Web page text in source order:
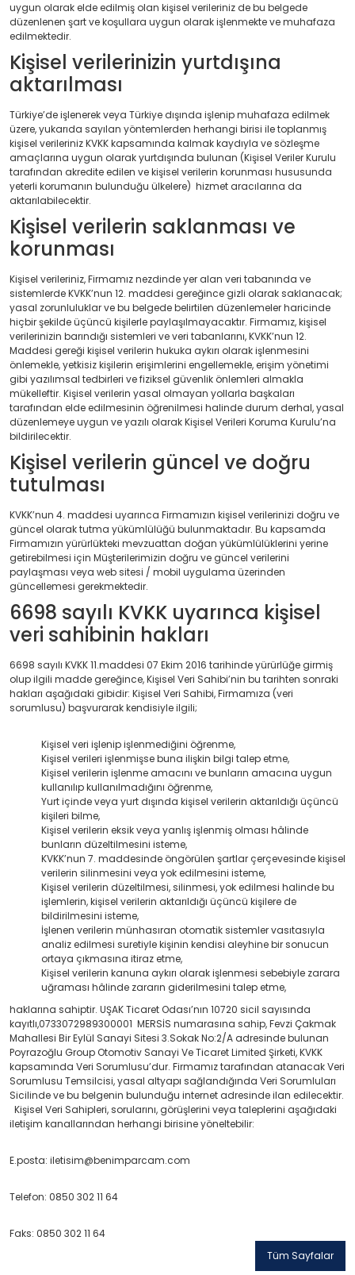
uygun olarak elde edilmiş olan kişisel verileriniz de bu belgede
düzenlenen şart ve koşullara uygun olarak işlenmekte ve muhafaza
edilmektedir.
Kişisel verilerinizin yurtdışına
aktarılması
Türkiye’de işlenerek veya Türkiye dışında işlenip muhafaza edilmek
üzere, yukarıda sayılan yöntemlerden herhangi birisi ile toplanmış
kişisel verileriniz KVKK kapsamında kalmak kaydıyla ve sözleşme
amaçlarına uygun olarak yurtdışında bulunan (Kişisel Veriler Kurulu
tarafından akredite edilen ve kişisel verilerin korunması hususunda
yeterli korumanın bulunduğu ülkelere) hizmet aracılarına da
aktarılabilecektir.
Kişisel verilerin saklanması ve
korunması
Kişisel verileriniz, Firmamız nezdinde yer alan veri tabanında ve
sistemlerde KVKK’nun 12. maddesi gereğince gizli olarak saklanacak;
yasal zorunluluklar ve bu belgede belirtilen düzenlemeler haricinde
hiçbir şekilde üçüncü kişilerle paylaşılmayacaktır. Firmamız, kişisel
verilerinizin barındığı sistemleri ve veri tabanlarını, KVKK’nun 12.
Maddesi gereği kişisel verilerin hukuka aykırı olarak işlenmesini
önlemekle, yetkisiz kişilerin erişimlerini engellemekle, erişim yönetimi
gibi yazılımsal tedbirleri ve fiziksel güvenlik önlemleri almakla
mükelleftir. Kişisel verilerin yasal olmayan yollarla başkaları
tarafından elde edilmesinin öğrenilmesi halinde durum derhal, yasal
düzenlemeye uygun ve yazılı olarak Kişisel Verileri Koruma Kurulu’na
bildirilecektir.
Kişisel verilerin güncel ve doğru
tutulması
KVKK’nun 4. maddesi uyarınca Firmamızın kişisel verilerinizi doğru ve
güncel olarak tutma yükümlülüğü bulunmaktadır. Bu kapsamda
Firmamızın yürürlükteki mevzuattan doğan yükümlülüklerini yerine
getirebilmesi için Müşterilerimizin doğru ve güncel verilerini
paylaşması veya web sitesi / mobil uygulama üzerinden
güncellemesi gerekmektedir.
6698 sayılı KVKK uyarınca kişisel
veri sahibinin hakları
6698 sayılı KVKK 11.maddesi 07 Ekim 2016 tarihinde yürürlüğe girmiş
olup ilgili madde gereğince, Kişisel Veri Sahibi’nin bu tarihten sonraki
hakları aşağıdaki gibidir: Kişisel Veri Sahibi, Firmamıza (veri
sorumlusu) başvurarak kendisiyle ilgili;
Kişisel veri işlenip işlenmediğini öğrenme,
Kişisel verileri işlenmişse buna ilişkin bilgi talep etme,
Kişisel verilerin işlenme amacını ve bunların amacına uygun
kullanılıp kullanılmadığını öğrenme,
Yurt içinde veya yurt dışında kişisel verilerin aktarıldığı üçüncü
kişileri bilme,
Kişisel verilerin eksik veya yanlış işlenmiş olması hâlinde
bunların düzeltilmesini isteme,
KVKK’nun 7. maddesinde öngörülen şartlar çerçevesinde kişisel
verilerin silinmesini veya yok edilmesini isteme,
Kişisel verilerin düzeltilmesi, silinmesi, yok edilmesi halinde bu
işlemlerin, kişisel verilerin aktarıldığı üçüncü kişilere de
bildirilmesini isteme,
İşlenen verilerin münhasıran otomatik sistemler vasıtasıyla
analiz edilmesi suretiyle kişinin kendisi aleyhine bir sonucun
ortaya çıkmasına itiraz etme,
Kişisel verilerin kanuna aykırı olarak işlenmesi sebebiyle zarara
uğraması hâlinde zararın giderilmesini talep etme,
haklarına sahiptir. UŞAK Ticaret Odası’nın 10720 sicil sayısında
kayıtlı,0733072989300001 MERSİS numarasına sahip, Fevzi Çakmak
Mahallesi Bir Eylül Sanayi Sitesi 3.Sokak No:2/A adresinde bulunan
Poyrazoğlu Group Otomotiv Sanayi Ve Ticaret Limited Şirketi, KVKK
kapsamında Veri Sorumlusu’dur. Firmamız tarafından atanacak Veri
Sorumlusu Temsilcisi, yasal altyapı sağlandığında Veri Sorumluları
Sicilinde ve bu belgenin bulunduğu internet adresinde ilan edilecektir.
Kişisel Veri Sahipleri, sorularını, görüşlerini veya taleplerini aşağıdaki
iletişim kanallarından herhangi birisine yöneltebilir:
E.posta: iletisim@benimparcam.com
Telefon: 0850 302 11 64
Faks: 0850 302 11 64
Tüm Sayfalar